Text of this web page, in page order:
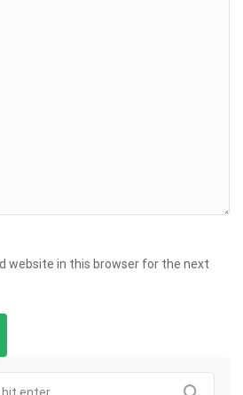
website in this browser for the next